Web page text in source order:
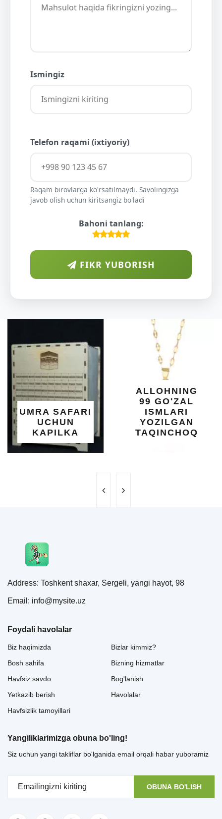
Ismingiz
Telefon raqami (ixtiyoriy)
Raqam birovlarga ko'rsatilmaydi. Savolingizga
javob olish uchun kiritsangiz bo'ladi
Bahoni tanlang:
FIKR YUBORISH
UMRA SAFARI
UCHUN
KAPILKA
ALLOHNING
99 GO'ZAL
ISMLARI
YOZILGAN
TAQINCHOQ
Address: Toshkent shaxar, Sergeli, yangi hayot, 98
Email: info@mysite.uz
Foydali havolalar
Biz haqimizda
Bosh sahifa
Havfsiz savdo
Yetkazib berish
Havfsizlik tamoyillari
Bizlar kimmiz?
Bizning hizmatlar
Bog'lanish
Havolalar
Yangiliklarimizga obuna bo'ling!
Siz uchun yangi takliflar bo'lganida email orqali habar yuboramiz
OBUNA BO'LISH